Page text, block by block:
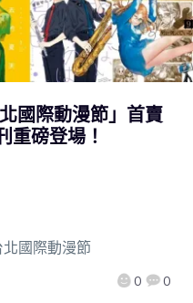
國際動漫節」首賣
磅登場！
0 0
北國際動漫節